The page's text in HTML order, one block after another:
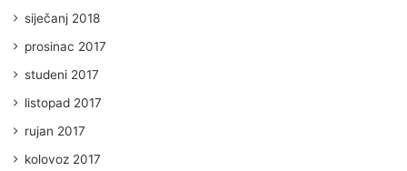
siječanj 2018
prosinac 2017
studeni 2017
listopad 2017
rujan 2017
kolovoz 2017